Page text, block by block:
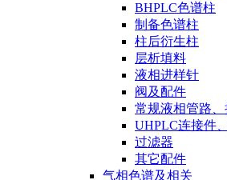
BHPLC色谱柱
制备色谱柱
柱后衍生柱
层析填料
液相进样针
阀及配件
常规液相管路
UHPLC连接件
过滤器
其它配件
气相色谱及相关